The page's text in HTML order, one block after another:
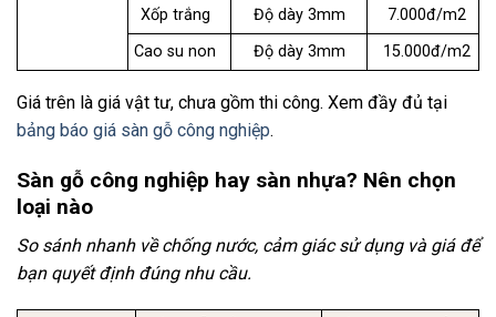
Xốp trắng
Độ dày 3mm
7.000đ/m2
Cao su non
Độ dày 3mm 15.000đ/m2
Giá trên là giá vật tư, chưa gồm thi công. Xem đầy đủ tại
bảng báo giá sàn gỗ công nghiệp.
Sàn gỗ công nghiệp hay sàn nhựa? Nên chọn
loại nào
So sánh nhanh về chống nước, cảm giác sử dụng và giá để
bạn quyết định đúng nhu cầu.